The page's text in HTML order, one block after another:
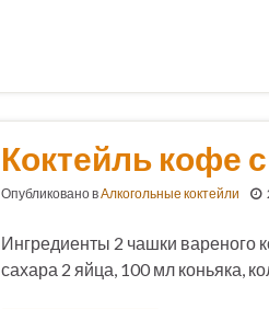
Коктейль кофе
Опубликовано вАлкогольные коктейли
Ингредиенты 2 чашки вареного
сахара 2 яйца, 100 мл коньяка,